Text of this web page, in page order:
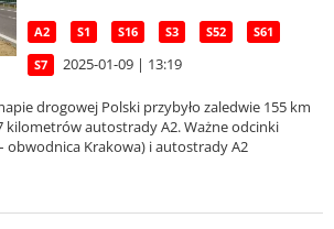
A2 S1 S16 S3 S52 S61
S7 2025-01-09 | 13:19
drogowej Polski przybyło zaledwie 155 km
kilometrów autostrady A2. Ważne odcinki
obwodnica Krakowa) i autostrady A2